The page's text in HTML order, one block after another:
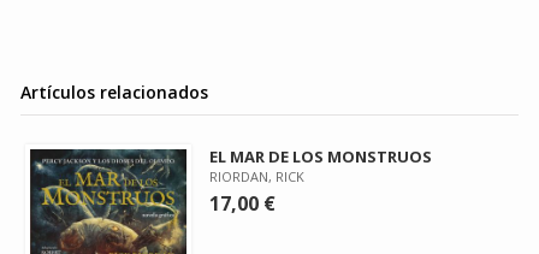
Artículos relacionados
EL MAR DE LOS MONSTRUOS
RIORDAN, RICK
17,00 €